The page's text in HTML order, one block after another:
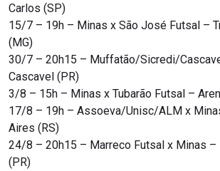
Carlos (SP)
15/7 – 19h – Minas x São José Futsal –
(MG)
30/7 – 20h15 – Muffatão/Sicredi/
Cascavel (PR)
3/8 – 15h – Minas x Tubarão Futsal –
17/8 – 19h – Assoeva/Unisc/ALM x
Aires (RS)
24/8 – 20h15 – Marreco Futsal x Minas –
(PR)